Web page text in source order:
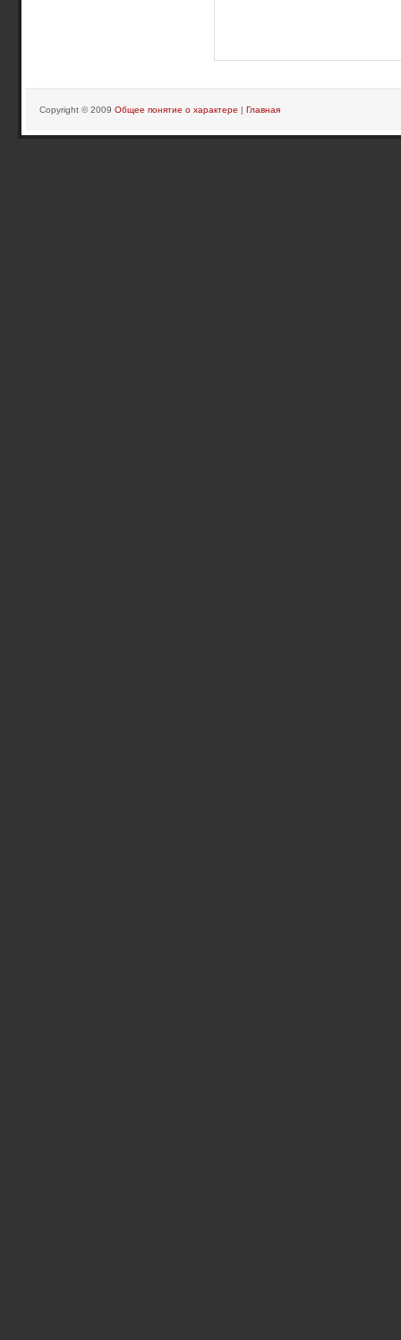
Copyright © 2009 Общее понятие о характере | Главная